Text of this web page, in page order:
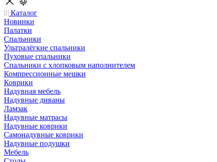
Каталог
Новинки
Палатки
Спальники
Ультралёгкие спальники
Пуховые спальники
Спальники с хлопковым наполнителем
Компрессионные мешки
Коврики
Надувная мебель
Надувные диваны
Ламзак
Надувные матрасы
Надувные коврики
Самонадувные коврики
Надувные подушки
Мебель